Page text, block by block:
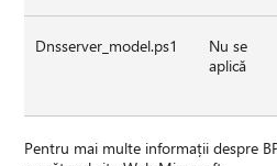
Dnsserver_model.ps1
Nu se
aplică
Pentru mai multe informații despre